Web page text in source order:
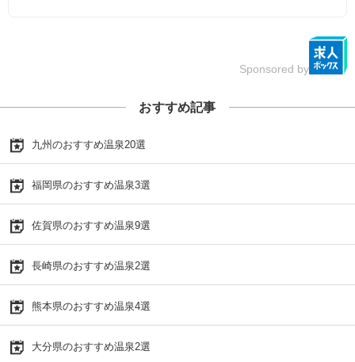
Sponsored by
おすすめ記事
九州のおすすめ温泉20選
福岡県のおすすめ温泉3選
佐賀県のおすすめ温泉9選
長崎県のおすすめ温泉2選
熊本県のおすすめ温泉4選
大分県のおすすめ温泉2選